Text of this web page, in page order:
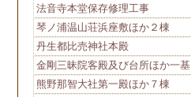
法音寺本堂保存修理工事
琴ノ浦温山荘浜座敷ほか２棟
丹生都比売神社本殿
金剛三昧院客殿及び台所ほか一基
熊野那智大社第一殿ほか７棟